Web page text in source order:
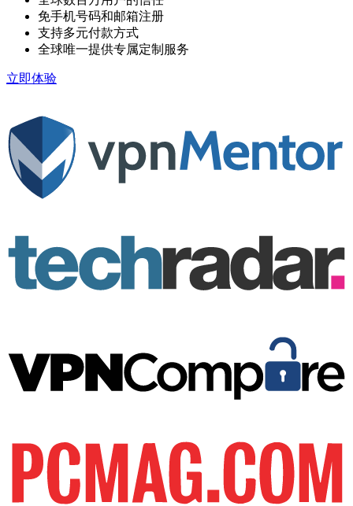
免手机号码和邮箱注册
支持多元付款方式
全球唯一提供专属定制服务
立即体验